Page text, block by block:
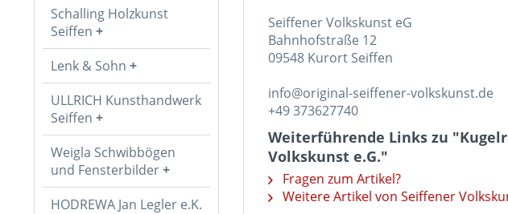
Schalling Holzkunst
Seiffen
Lenk & Sohn
ULLRICH Kunsthandwerk
Seiffen
Weigla Schwibbögen
und Fensterbilder
HODREWA Jan Legler e.K.
Seiffener Volkskunst eG
Bahnhofstraße 12
09548 Kurort Seiffen
info@original-seiffener-volkskunst.de
+49 373627740
Weiterführende Links zu
Volkskunst e.G."
Fragen zum Artikel?
Weitere Artikel von Seiffener